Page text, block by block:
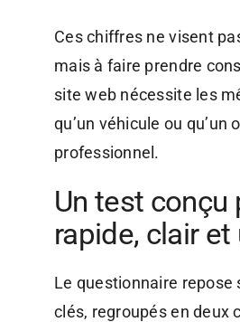
Ces chiffres ne visent
mais à faire prendre
site web nécessite les
qu’un véhicule ou qu’un
professionnel.
Un test conçu
rapide, clair et
Le questionnaire repose
clés, regroupés en deux